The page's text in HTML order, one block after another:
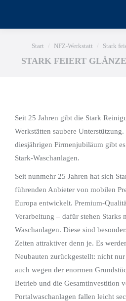
Sie befinden sich hier:
Start NFZ-Werkstatt Stark
STARK FEIERT
Seit 25 Jahren gibt die Stark
Werkstätten saubere
diesjährigen Firmenjubiläum gibt
Stark-Waschanlagen.
Seit nunmehr 25 Jahren hat sich
führenden Anbieter von mobilen
Europa entwickelt. Premium-
Verarbeitung – dafür stehen Starks
Waschanlagen. Diese sind
Zeiten attraktiver denn je. Es
Neubauten zurückgestellt: nicht
auch wegen der enormen
Betrieb und die Gesamtinvestition
Portalwaschanlagen fallen leicht